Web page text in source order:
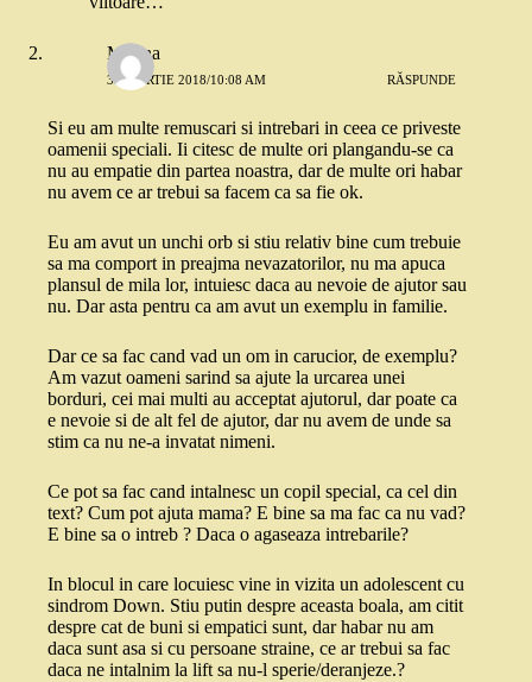
Marina
31 MARTIE 2018/10:08 AM RĂSPUNDE
Si eu am multe remuscari si intrebari in ceea ce priveste
oamenii speciali. Ii citesc de multe ori plangandu-se ca
nu au empatie din partea noastra, dar de multe ori habar
nu avem ce ar trebui sa facem ca sa fie ok.
Eu am avut un unchi orb si stiu relativ bine cum trebuie
sa ma comport in preajma nevazatorilor, nu ma apuca
plansul de mila lor, intuiesc daca au nevoie de ajutor sau
nu. Dar asta pentru ca am avut un exemplu in familie.
Dar ce sa fac cand vad un om in carucior, de exemplu?
Am vazut oameni sarind sa ajute la urcarea unei
borduri, cei mai multi au acceptat ajutorul, dar poate ca
e nevoie si de alt fel de ajutor, dar nu avem de unde sa
stim ca nu ne-a invatat nimeni.
Ce pot sa fac cand intalnesc un copil special, ca cel din
text? Cum pot ajuta mama? E bine sa ma fac ca nu vad?
E bine sa o intreb ? Daca o agaseaza intrebarile?
In blocul in care locuiesc vine in vizita un adolescent cu
sindrom Down. Stiu putin despre aceasta boala, am citit
despre cat de buni si empatici sunt, dar habar nu am
daca sunt asa si cu persoane straine, ce ar trebui sa fac
daca ne intalnim la lift sa nu-l sperie/deranjeze.?